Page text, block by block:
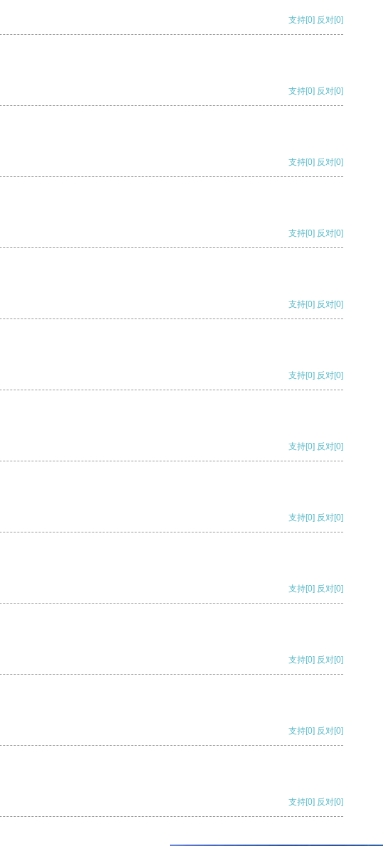
支持[0] 反对[0]
支持[0] 反对[0]
支持[0] 反对[0]
支持[0] 反对[0]
支持[0] 反对[0]
支持[0] 反对[0]
支持[0] 反对[0]
支持[0] 反对[0]
支持[0] 反对[0]
支持[0] 反对[0]
支持[0] 反对[0]
支持[0] 反对[0]